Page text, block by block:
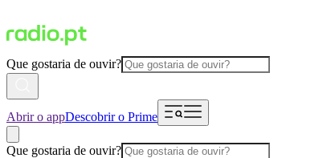
Que gostaria de ouvir?
Abrir o appDescobrir o Prime
Que gostaria de ouvir?